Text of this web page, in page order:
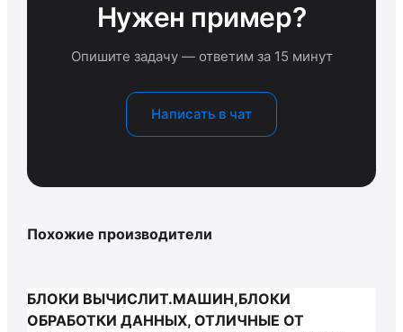
Нужен пример?
Опишите задачу — ответим за 15 минут
Написать в чат
Похожие производители
БЛОКИ ВЫЧИСЛИТ.МАШИН,БЛОКИ
ОБРАБОТКИ ДАННЫХ, ОТЛИЧНЫЕ ОТ